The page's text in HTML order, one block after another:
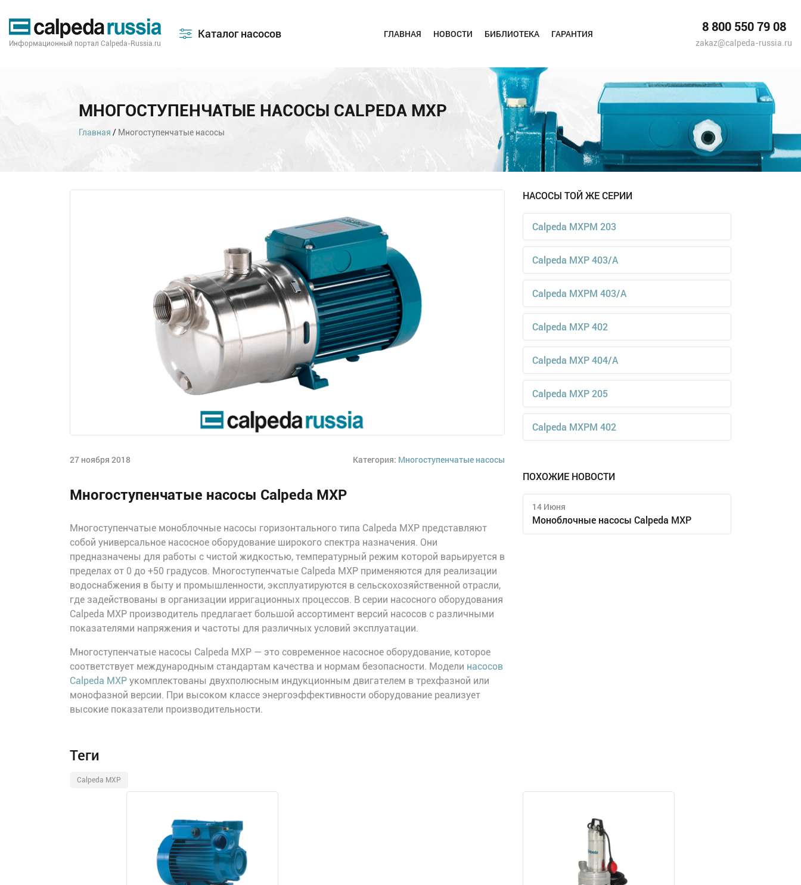
Информационный портал Calpeda-Russia.ru
Каталог насосов ГЛАВНАЯ НОВОСТИ БИБЛИОТЕКА ГАРАНТИЯ 8 800 550 79 08
zakaz@calpeda-russia.ru
МНОГОСТУПЕНЧАТЫЕ НАСОСЫ CALPEDA MXP
Главная / Многоступенчатые насосы
27 ноября 2018 Категория: Многоступенчатые насосы
Многоступенчатые насосы Calpeda MXP
Многоступенчатые моноблочные насосы горизонтального типа Calpeda MXP представляют
собой универсальное насосное оборудование широкого спектра назначения. Они
предназначены для работы с чистой жидкостью, температурный режим которой варьируется в
пределах от 0 до +50 градусов. Многоступенчатые Calpeda MXP применяются для реализации
водоснабжения в быту и промышленности, эксплуатируются в сельскохозяйственной отрасли,
где задействованы в организации ирригационных процессов. В серии насосного оборудования
Calpeda MXP производитель предлагает большой ассортимент версий насосов с различными
показателями напряжения и частоты для различных условий эксплуатации.
Многоступенчатые насосы Calpeda MXP — это современное насосное оборудование, которое
соответствует международным стандартам качества и нормам безопасности. Модели насосов
Calpeda MXP укомплектованы двухполюсным индукционным двигателем в трехфазной или
монофазной версии. При высоком классе энергоэффективности оборудование реализует
высокие показатели производительности.
Теги
Calpeda MXP
НАСОСЫ ТОЙ ЖЕ СЕРИИ
Calpeda MXPM 203
Calpeda MXP 403/A
Calpeda MXPM 403/A
Calpeda MXP 402
Calpeda MXP 404/A
Calpeda MXP 205
Calpeda MXPM 402
ПОХОЖИЕ НОВОСТИ
14 Июня
Моноблочные насосы Calpeda MXP